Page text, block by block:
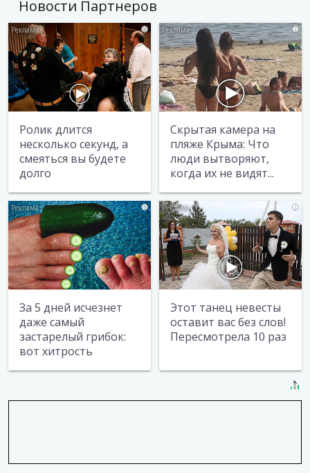
Новости Партнеров
i
Ролик длится
несколько секунд, а
смеяться вы будете
долго
i
Скрытая камера на
пляже Крыма: Что
люди вытворяют,
когда их не видят...
i
За 5 дней исчезнет
даже самый
застарелый грибок:
вот хитрость
i
Этот танец невесты
оставит вас без слов!
Пересмотрела 10 раз